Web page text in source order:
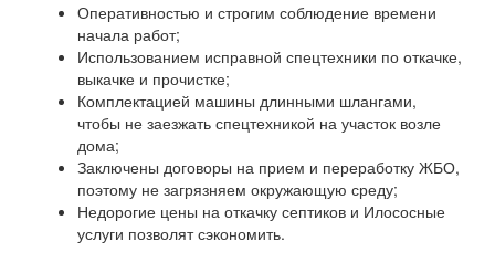
Оперативностью и строгим соблюдение времени
начала работ;
Использованием исправной спецтехники по откачке,
выкачке и прочистке;
Комплектацией машины длинными шлангами,
чтобы не заезжать спецтехникой на участок возле
дома;
Заключены договоры на прием и переработку ЖБО,
поэтому не загрязняем окружающую среду;
Недорогие цены на откачку септиков и Илососные
услуги позволят сэкономить.